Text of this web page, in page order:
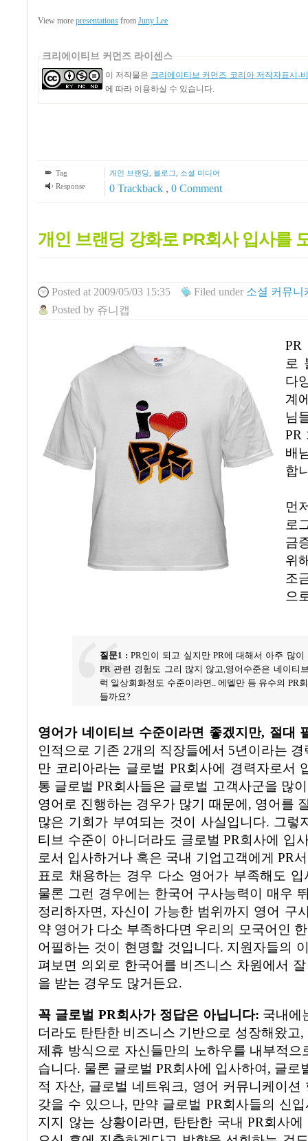
View more presentations from Juny Lee
크리에이티브 커먼즈 라이센스
이 저작물은 크리에이티브 커먼즈 코리아 저작자표시-
에 따라 이용하실 수 있습니다.
Tag 개인 브랜딩 블로그
소셜 미디어
Response
0 Trackback , 0 Comment
개인 브랜딩 강화로 PR회사 입사를
Posted at 2009/05/03 15:35 Filedunder 소셜 커뮤니
Posted by 쥬니캡
PR
로
다
계
님
PR
배
합
먼
로
금
위
조
으
질문1 :PR인이 되고 싶지만PR에 대해서 아주 많이
PR 관련 경험도 그리 많지 않고,영어수준은 네이티
럭 일상회화정도 수준이라면 ..에델만 등 유수의 PR
들까요?
영어가 네이티브 수준이라면 좋겠지만, 절대
인적으로 기존 2개의 직장들에서 5년이라는
만 코리아라는 글로벌 PR회사에 경력자로서
통 글로벌 PR회사들은 글로벌 고객사군을 많
영어로 진행하는 경우가 많기 때문에, 영어를
많은 기회가 부여되는 것이 사실입니다. 그렇
티브 수준이 아니더라도 글로벌 PR회사에 입
로서 입사하거나 혹은 국내 기업고객에게 PR
표로 채용하는 경우 다소 영어가 부족해도
물론 그런 경우에는 한국어 구사능력이 매우
정리하자면, 자신이 가능한 범위까지 영어 구
약 영어가 다소 부족하다면 우리의 모국어인
어필하는 것이 현명할 것입니다. 지원자들의
펴보면 의외로 한국어를 비즈니스 차원에서
을 받는 경우도 많거든요.
꼭 글로벌 PR회사가 정답은 아닙니다: 국내에
더라도 탄탄한 비즈니스 기반으로 성장해왔고,
제휴 방식으로 자신들만의 노하우를 내부적으
습니다. 물론 글로벌 PR회사에 입사하여, 글로
적 자산, 글로벌 네트워크, 영어 커뮤니케이션
갖을 수 있으나, 만약 글로벌 PR회사들의 신
지지 않는 상황이라면, 탄탄한 국내 PR회사에